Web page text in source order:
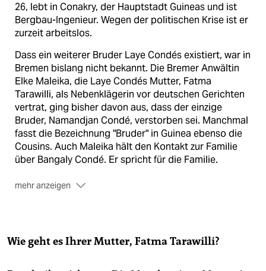
26, lebt in Conakry, der Hauptstadt Guineas und ist
Bergbau-Ingenieur. Wegen der politischen Krise ist er
zurzeit arbeitslos.
Dass ein weiterer Bruder Laye Condés existiert, war in
Bremen bislang nicht bekannt. Die Bremer Anwältin
Elke Maleika, die Laye Condés Mutter, Fatma
Tarawilli, als Nebenklägerin vor deutschen Gerichten
vertrat, ging bisher davon aus, dass der einzige
Bruder, Namandjan Condé, verstorben sei. Manchmal
fasst die Bezeichnung "Bruder" in Guinea ebenso die
Cousins. Auch Maleika hält den Kontakt zur Familie
über Bangaly Condé. Er spricht für die Familie.
mehr anzeigen
Mutter Fatma Tarawilli. Sie lebt im südlichen Teil des
Landes, in Nzérékoré, in Waldguinea. Das Gebiet liegt
Wie geht es Ihrer Mutter, Fatma Tarawilli?